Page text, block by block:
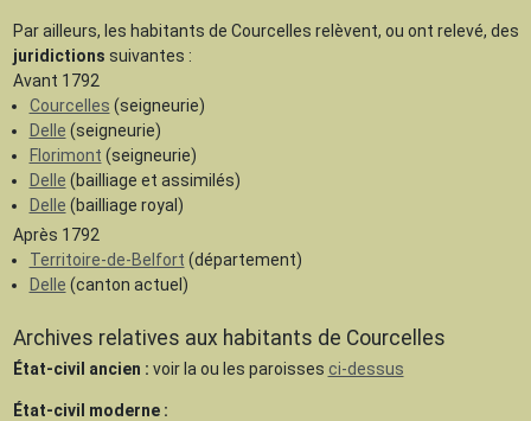
Par ailleurs, les habitants de Courcelles relèvent, ou ont relevé, des
juridictions suivantes :
Avant 1792
Courcelles (seigneurie)
Delle (seigneurie)
Florimont (seigneurie)
Delle (bailliage et assimilés)
Delle (bailliage royal)
Après 1792
Territoire-de-Belfort (département)
Delle (canton actuel)
Archives relatives aux habitants de Courcelles
État-civil ancien : voir la ou les paroisses ci-dessus
État-civil moderne :